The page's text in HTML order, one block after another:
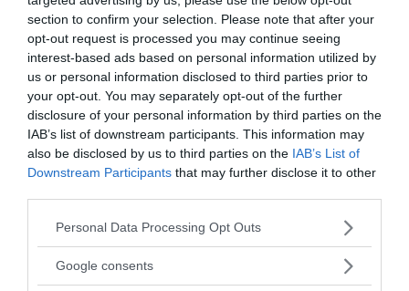
section to confirm your selection. Please note that after your
opt-out request is processed you may continue seeing
interest-based ads based on personal information utilized by
us or personal information disclosed to third parties prior to
your opt-out. You may separately opt-out of the further
disclosure of your personal information by third parties on the
IAB’s list of downstream participants. This information may
also be disclosed by us to third parties on the IAB’s List of
Downstream Participants that may further disclose it to other
Please note that this website/app uses one or more Google
not limited to your visit or usage behaviour. You may click to
Personal Data Processing Opt Outs
Google consents
ANNONSER